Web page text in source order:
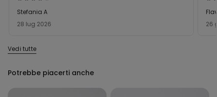
4
su
28 lug 2026
Stefania A
5
su
26
Vedi tutte
Potrebbe piacerti anche